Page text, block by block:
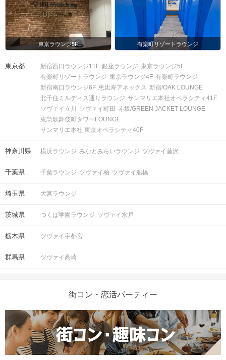
東京ラウンジ5F 有楽町リゾートラウンジ
東京都 新宿西口ラウンジ11F 銀座ラウンジ 東京ラウンジ5F
有楽町リゾートラウンジ 東京ラウンジ4F 有楽町ラウンジ
新宿南口ラウンジ6F 恵比寿アネックス 新宿/OAK LOUNGE
北千住ミルディス通りラウンジ サンマリエ本社オペラシティ41F
ツヴァイ立川
ツヴァイ町田 赤坂/GREEN JACKET LOUNGE
東急歌舞伎町タワーLOUNGE
サンマリエ本社 東京オペラシティ40F
神奈川県 横浜ラウンジ みなとみらいラウンジ ツヴァイ藤沢
千葉県 千葉ラウンジ ツヴァイ柏 ツヴァイ船橋
埼玉県 大宮ラウンジ
茨城県 つくば学園ラウンジ ツヴァイ水戸
栃木県 ツヴァイ宇都宮
群馬県 ツヴァイ高崎
街コン・恋活パーティー